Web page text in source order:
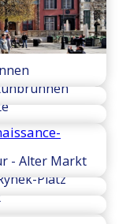
- Alter Markt
Platz